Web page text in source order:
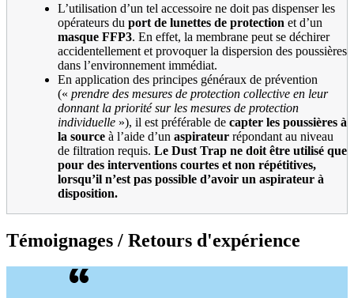
L’utilisation d’un tel accessoire ne doit pas dispenser les
opérateurs du port de lunettes de protection et d’un
masque FFP3. En effet, la membrane peut se déchirer
accidentellement et provoquer la dispersion des poussières
dans l’environnement immédiat.
En application des principes généraux de prévention
(« prendre des mesures de protection collective en leur
donnant la priorité sur les mesures de protection
individuelle »), il est préférable de capter les poussières à
la source à l’aide d’un aspirateur répondant au niveau
de filtration requis. Le Dust Trap ne doit être utilisé que
pour des interventions courtes et non répétitives,
lorsqu’il n’est pas possible d’avoir un aspirateur à
disposition.
Témoignages / Retours d'expérience